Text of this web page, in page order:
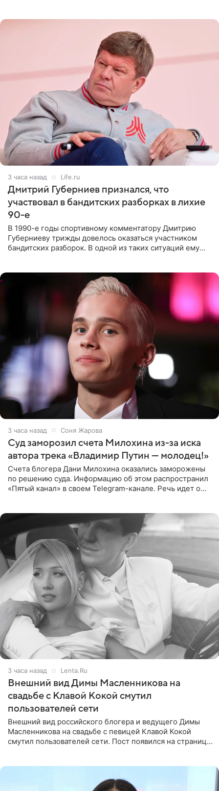
3 часа назад Life.ru
Дмитрий Губерниев признался, что
участвовал в бандитских разборках в лихие
90-е
В 1990-е годы спортивному комментатору Дмитрию
Губерниеву трижды довелось оказаться участником
бандитских разборок. В одной из таких ситуаций ему
3 часа назад Соня Жарова
Суд заморозил счета Милохина из-за иска
автора трека «Владимир Путин — молодец!»
Счета блогера Дани Милохина оказались заморожены
по решению суда. Информацию об этом распространил
«Пятый канал» в своем Telegram-канале. Речь идет о
3 часа назад Lenta.Ru
Внешний вид Димы Масленникова на
свадьбе с Клавой Кокой смутил
пользователей сети
Внешний вид российского блогера и ведущего Димы
Масленникова на свадьбе с певицей Клавой Кокой
смутил пользователей сети. Пост появился на странице